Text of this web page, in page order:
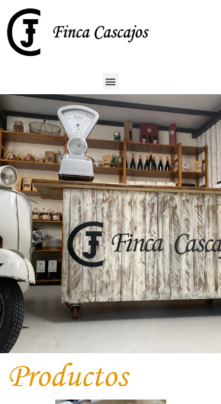
Productos